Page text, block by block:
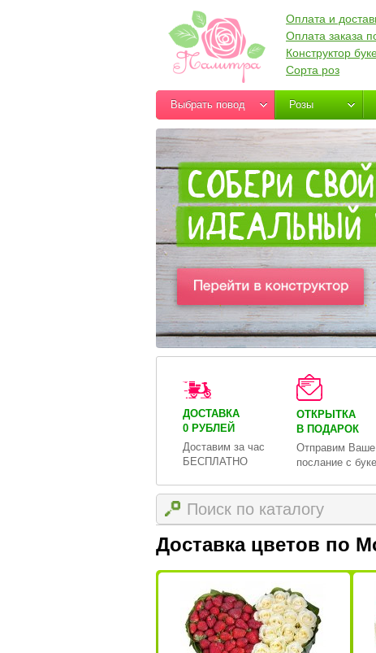
Оплата и
Оплата заказа
Конструктор
Сорта роз
Выбрать повод Розы
ДОСТАВКА
0 РУБЛЕЙ
Доставим за час
БЕСПЛАТНО
ОТКРЫТКА
В ПОДАРОК
Отправим Ваше
послание с
Доставка цветов по